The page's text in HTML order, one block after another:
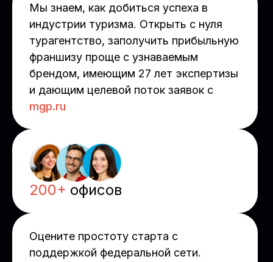
Мы знаем, как добиться успеха в
индустрии туризма. Открыть с нуля
турагентство, заполучить прибыльную
франшизу проще с узнаваемым
брендом, имеющим 27 лет экспертизы
и дающим целевой поток заявок с
mgp.ru
200+ офисов
Оцените простоту старта с
поддержкой федеральной сети.